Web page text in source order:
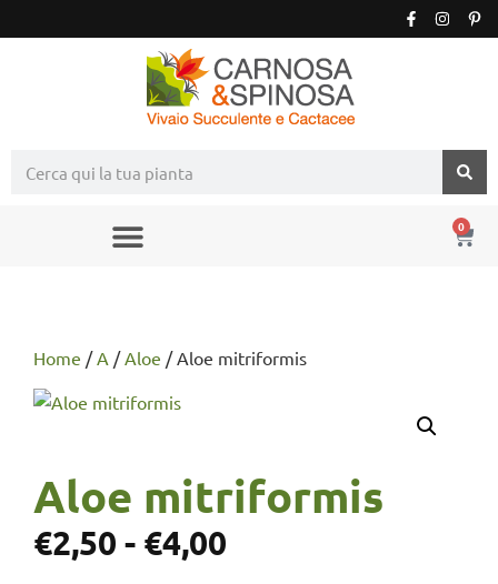
0
Home /A /Aloe / Aloe mitriformis
Aloe mitriformis
€2,50 - €4,00